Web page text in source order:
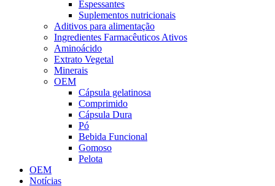
Espessantes
Suplementos nutricionais
Aditivos para alimentação
Ingredientes Farmacêuticos Ativos
Aminoácido
Extrato Vegetal
Minerais
OEM
Cápsula gelatinosa
Comprimido
Cápsula Dura
Pó
Bebida Funcional
Gomoso
Pelota
OEM
Notícias